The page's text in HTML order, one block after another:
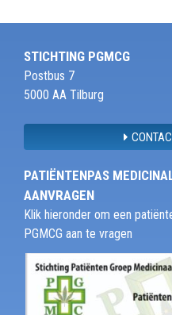
STICHTING PGMCG
Postbus 7
5000 AA Tilburg
PATIËNTENPAS
AANVRAGEN
Klik hieronder om een
PGMCG aan te vragen